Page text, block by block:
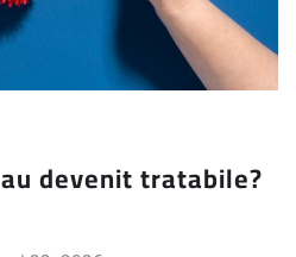
devenit tratabile?